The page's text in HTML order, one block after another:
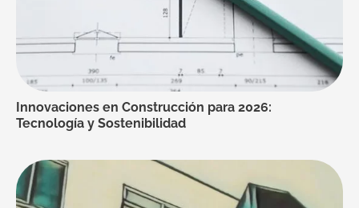
Innovaciones en Construcción para 2026:
Tecnología y Sostenibilidad